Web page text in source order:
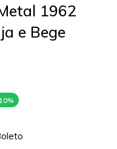
1962
e Bege
10%